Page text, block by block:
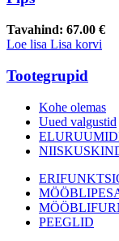
Tavahind: 67.00 €
Loe lisa Lisa korvi
Tootegrupid
Kohe olemas
Uued valgustid
PEEGLID